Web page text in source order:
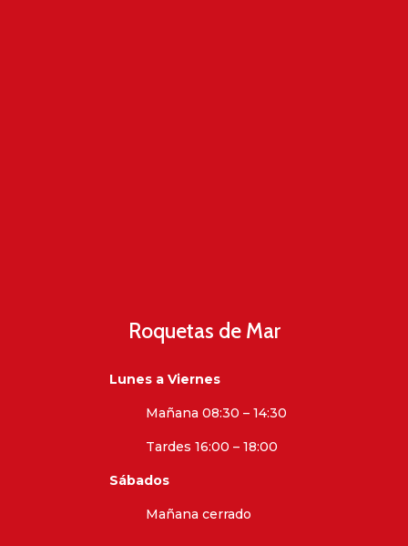
Roquetas de Mar
Lunes a Viernes
Mañana 08:30 – 14:30
Tardes 16:00 – 18:00
Sábados
Mañana cerrado